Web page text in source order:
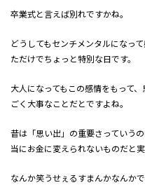
卒業式と言えば別れですかね。
どうしてもセンチメンタルになっ
ただけでちょっと特別な日です。
大人になってもこの感情をもって
ごく大事なことだとですよね。
昔は「思い出」の重要さっていう
当にお金に変えられないものだと実
なんか笑うせぇるすまんかなんか